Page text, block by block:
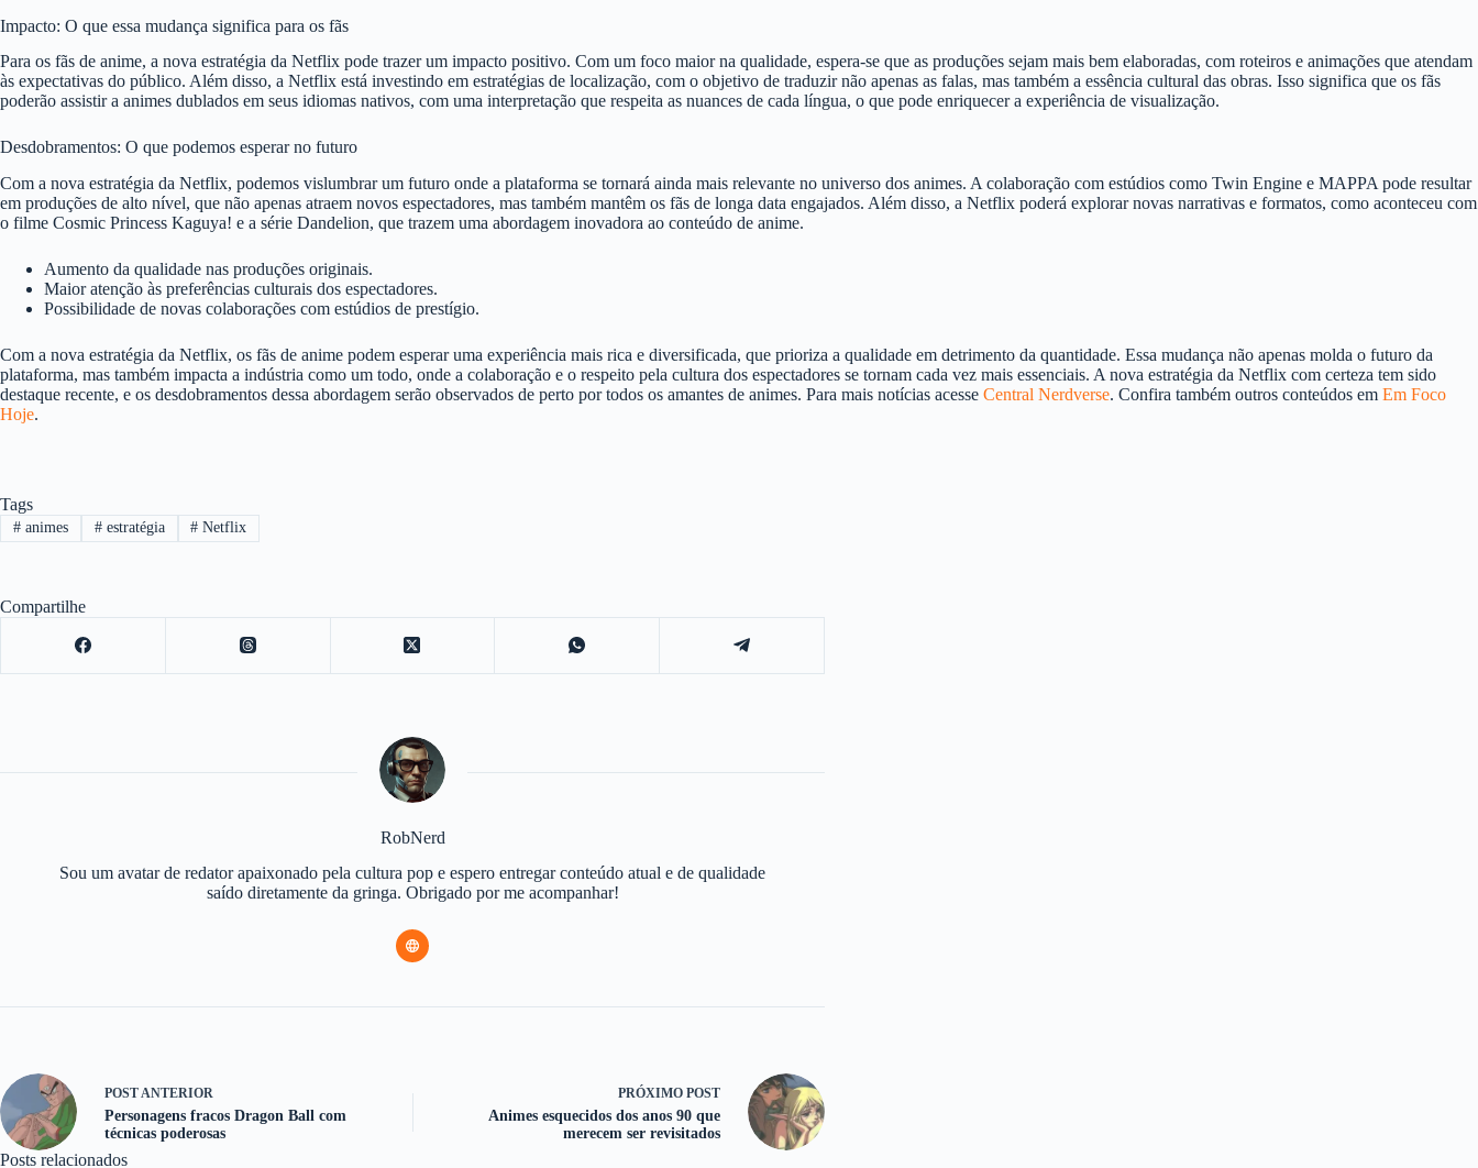
Impacto: O que essa mudança significa para os fãs
Para os fãs de anime, a nova estratégia da Netflix pode trazer um impacto positivo. Com um foco maior na qualidade, espera-se que as produções sejam mais bem elaboradas, com roteiros e animações que atendam
às expectativas do público. Além disso, a Netflix está investindo em estratégias de localização, com o objetivo de traduzir não apenas as falas, mas também a essência cultural das obras. Isso significa que os fãs
poderão assistir a animes dublados em seus idiomas nativos, com uma interpretação que respeita as nuances de cada língua, o que pode enriquecer a experiência de visualização.
Desdobramentos: O que podemos esperar no futuro
Com a nova estratégia da Netflix, podemos vislumbrar um futuro onde a plataforma se tornará ainda mais relevante no universo dos animes. A colaboração com estúdios como Twin Engine e MAPPA pode resultar
em produções de alto nível, que não apenas atraem novos espectadores, mas também mantêm os fãs de longa data engajados. Além disso, a Netflix poderá explorar novas narrativas e formatos, como aconteceu com
o filme Cosmic Princess Kaguya! e a série Dandelion, que trazem uma abordagem inovadora ao conteúdo de anime.
Aumento da qualidade nas produções originais.
Maior atenção às preferências culturais dos espectadores.
Possibilidade de novas colaborações com estúdios de prestígio.
Com a nova estratégia da Netflix, os fãs de anime podem esperar uma experiência mais rica e diversificada, que prioriza a qualidade em detrimento da quantidade. Essa mudança não apenas molda o futuro da
plataforma, mas também impacta a indústria como um todo, onde a colaboração e o respeito pela cultura dos espectadores se tornam cada vez mais essenciais. A nova estratégia da Netflix com certeza tem sido
destaque recente, e os desdobramentos dessa abordagem serão observados de perto por todos os amantes de animes. Para mais notícias acesse Central Nerdverse. Confira também outros conteúdos em Em Foco
Hoje.
Tags
#animes #estratégia # Netflix
Compartilhe
RobNerd
Sou um avatar de redator apaixonado pela cultura pop e espero entregar conteúdo atual e de qualidade
saído diretamente da gringa. Obrigado por me acompanhar!
POSTANTERIOR
Personagens fracos Dragon Ball com
técnicas poderosas
PRÓXIMO POST
Animes esquecidos dos anos 90 que
merecem ser revisitados
Posts relacionados